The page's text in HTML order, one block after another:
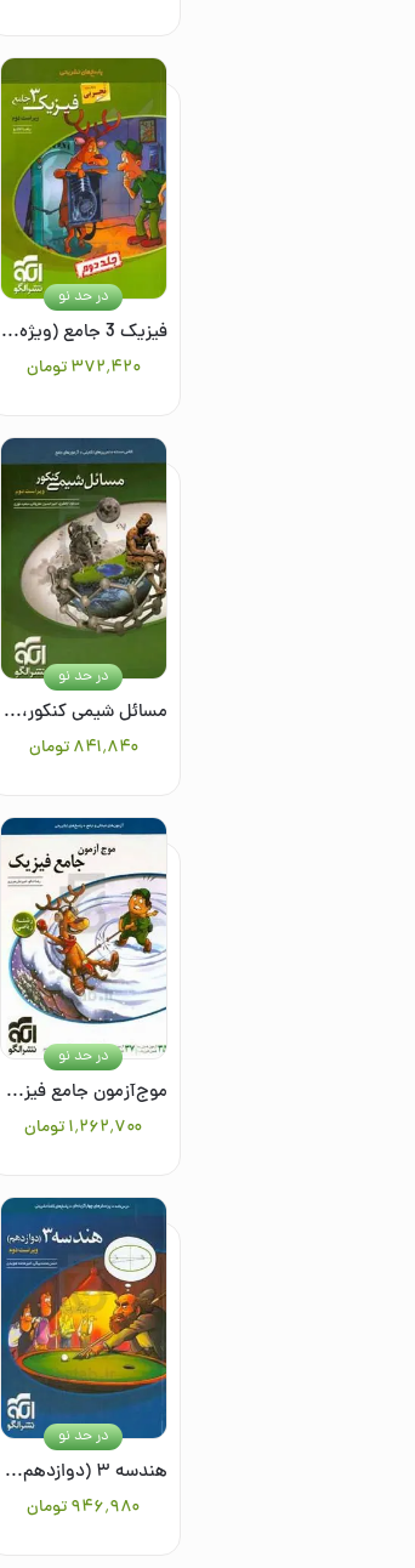
فیزیک 3 جامع (ویژه رشته تجربی): قابل استفاده برای دانش‌آموزان پایه دوازدهم دوره دوم متوسطه و داوطلبان آزمون سراسری دانشگاه‌ها(جلد دوم)
۳۷۲٬۴۲۰ تومان
در حد نو
مسائل شیمی کنکور، قابل استفاده برای دانش‌آموزان نظام جدید آموزشی و داوطلبان کنکور دانشگاه‌ها
۸۴۱٬۸۴۰ تومان
در حد نو
موج‌آزمون جامع فیزیک (ریاضی)
۱٬۲۶۲٬۷۰۰تومان
در حد نو
هندسه ۳ (دوازدهم) قابل استفاده برای دانش‌آموزان پایه دوازدهم و داوطلبان آزمون سراسری دانشگاه‌ها
۹۴۶٬۹۸۰تومان
در حد نو